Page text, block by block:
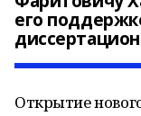
его
Открытие